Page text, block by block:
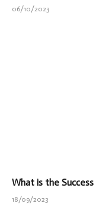
06/10/2023
What is the
18/09/2023